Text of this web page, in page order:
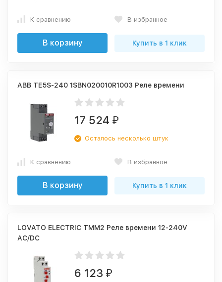
К сравнению В избранное
В корзину Купить в 1 клик
ABB TE5S-240 1SBN020010R1003 Реле времени
17 524 ₽
Осталось несколько штук
К сравнению В избранное
В корзину Купить в 1 клик
LOVATO ELECTRIC TMM2 Реле времени 12-240V
AC/DC
6 123 ₽